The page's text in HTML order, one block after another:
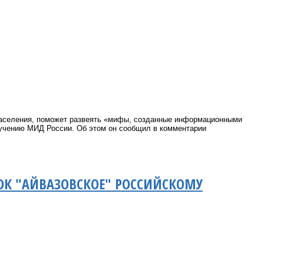
поможет развеять «мифы, созданные информационными
МИД России. Об этом он сообщил в комментарии
"АЙВАЗОВСКОЕ" РОССИЙСКОМУ